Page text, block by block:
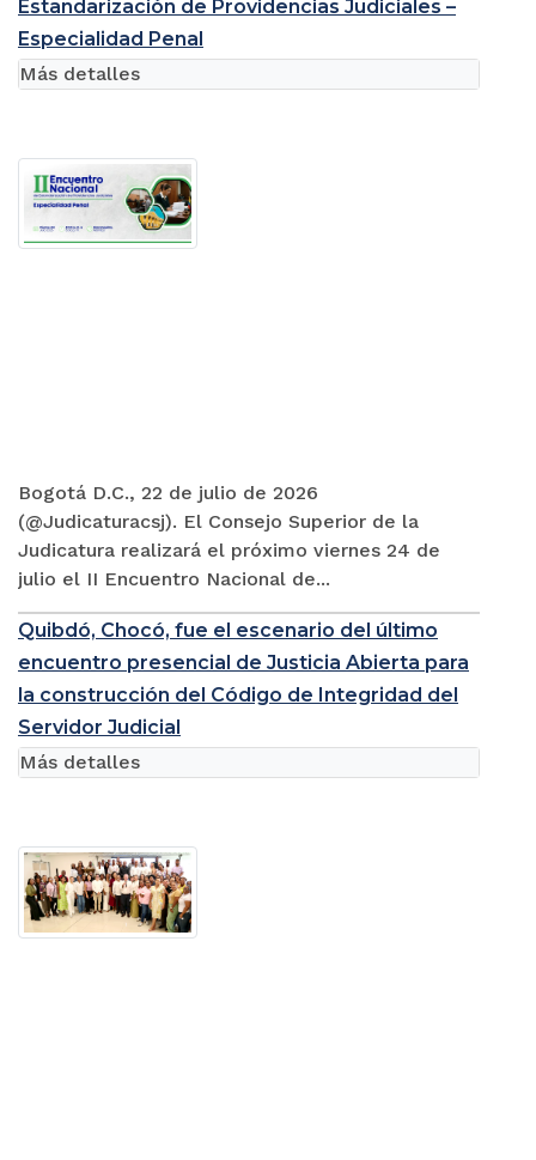
Estandarización de Providencias Judiciales –
Especialidad Penal
Bogotá D.C., 22 de julio de 2026
(@Judicaturacsj). El Consejo Superior de la
Judicatura realizará el próximo viernes 24 de
julio el II Encuentro Nacional de...
Más detalles
Quibdó, Chocó, fue el escenario del último
encuentro presencial de Justicia Abierta para
la construcción del Código de Integridad del
Servidor Judicial
Más detalles